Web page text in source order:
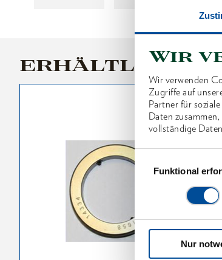
Wir
Wir verwenden
Zugriffe auf
Partner für
Daten
vollständige
Funktional
Nur
ERHÄLTLICHE